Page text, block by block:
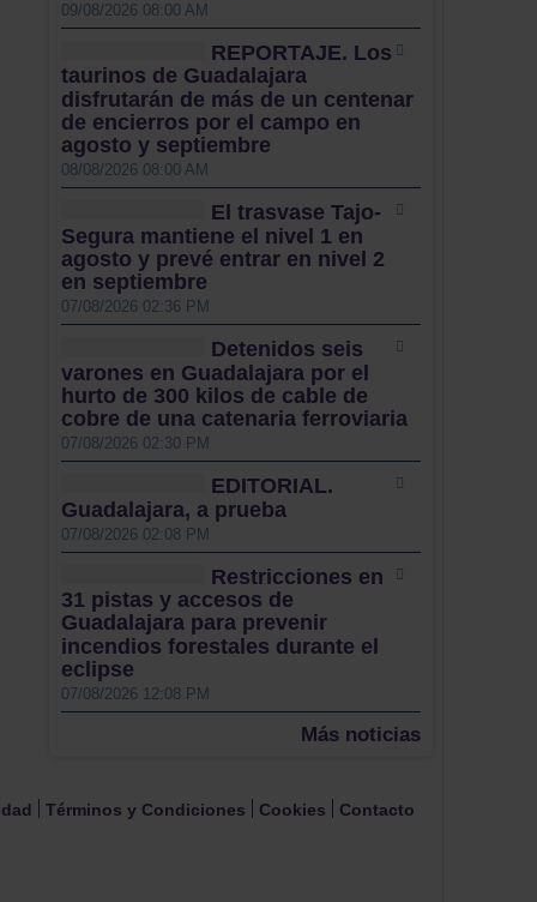
09/08/2026 08:00 AM
REPORTAJE. Los
taurinos de Guadalajara
disfrutarán de más de un centenar
de encierros por el campo en
agosto y septiembre
08/08/2026 08:00 AM
El trasvase Tajo-
Segura mantiene el nivel 1 en
agosto y prevé entrar en nivel 2
en septiembre
07/08/2026 02:36 PM
Detenidos seis
varones en Guadalajara por el
hurto de 300 kilos de cable de
cobre de una catenaria ferroviaria
07/08/2026 02:30 PM
EDITORIAL.
Guadalajara, a prueba
07/08/2026 02:08 PM
Restricciones en
31 pistas y accesos de
Guadalajara para prevenir
incendios forestales durante el
eclipse
07/08/2026 12:08 PM
Más noticias
Términos y Condiciones Cookies Contacto